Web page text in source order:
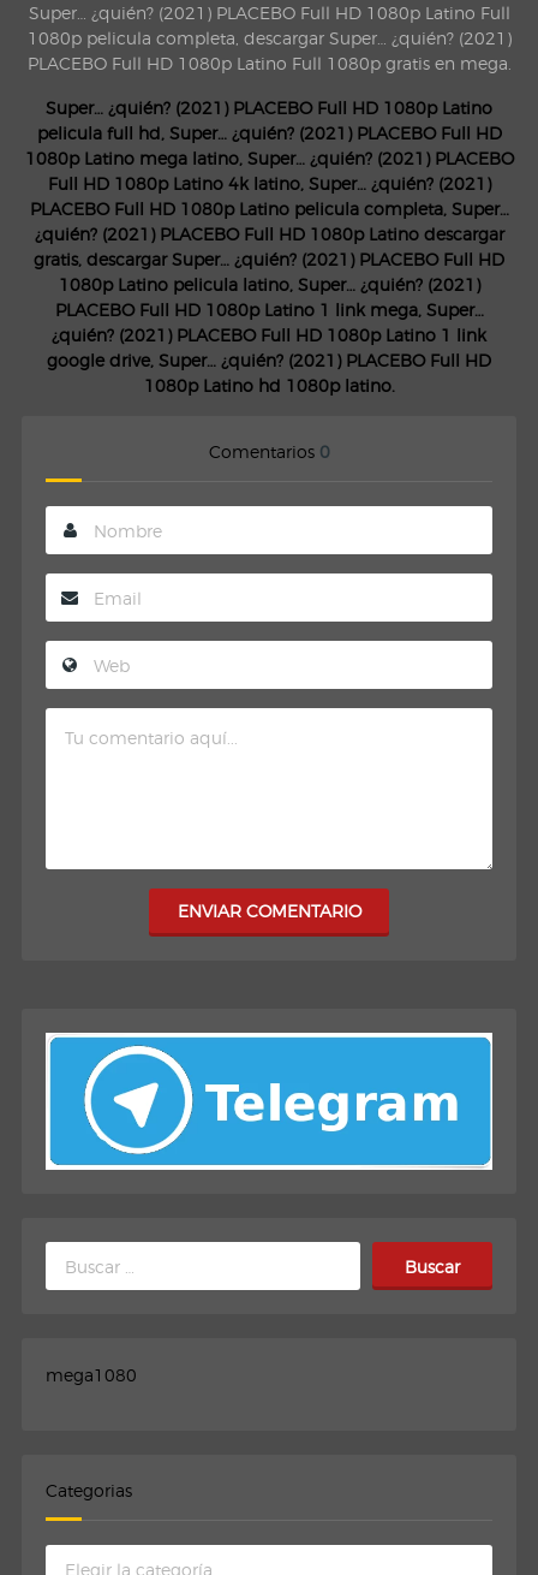
Super… ¿quién? (2021) PLACEBO Full HD 1080p Latino Full
1080p pelicula completa, descargar Super… ¿quién? (2021)
PLACEBO Full HD 1080p Latino Full 1080p gratis en mega.
Super… ¿quién? (2021) PLACEBO Full HD 1080p Latino
pelicula full hd, Super… ¿quién? (2021) PLACEBO Full HD
1080p Latino mega latino, Super… ¿quién? (2021) PLACEBO
Full HD 1080p Latino 4k latino, Super… ¿quién? (2021)
PLACEBO Full HD 1080p Latino pelicula completa, Super…
¿quién? (2021) PLACEBO Full HD 1080p Latino descargar
gratis, descargar Super… ¿quién? (2021) PLACEBO Full HD
1080p Latino pelicula latino, Super… ¿quién? (2021)
PLACEBO Full HD 1080p Latino 1 link mega, Super…
¿quién? (2021) PLACEBO Full HD 1080p Latino 1 link
google drive, Super… ¿quién? (2021) PLACEBO Full HD
1080p Latino hd 1080p latino.
Comentarios 0
ENVIAR COMENTARIO
mega1080
Categorias